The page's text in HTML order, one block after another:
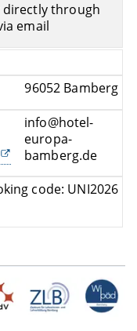
directly through
email
96052 Bamberg
info@hotel-
europa-
bamberg.de
code: UNI2026